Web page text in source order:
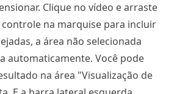
Clique no vídeo e arraste
na marquise para incluir
a área não selecionada
automaticamente. Você pode
na área "Visualização de